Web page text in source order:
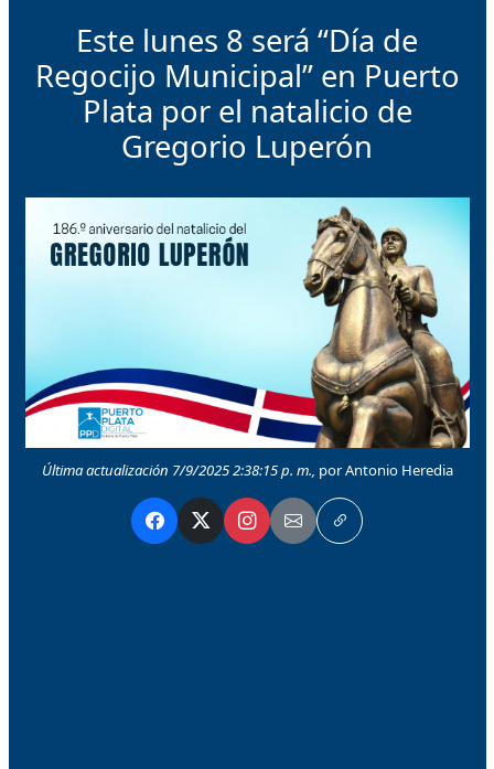
Este lunes 8 será “Día de
Regocijo Municipal” en Puerto
Plata por el natalicio de
Gregorio Luperón
Última actualización 7/9/2025 2:38:15 p. m., por Antonio Heredia